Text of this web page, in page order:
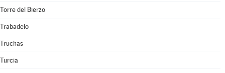
Torre del Bierzo
Trabadelo
Truchas
Turcia